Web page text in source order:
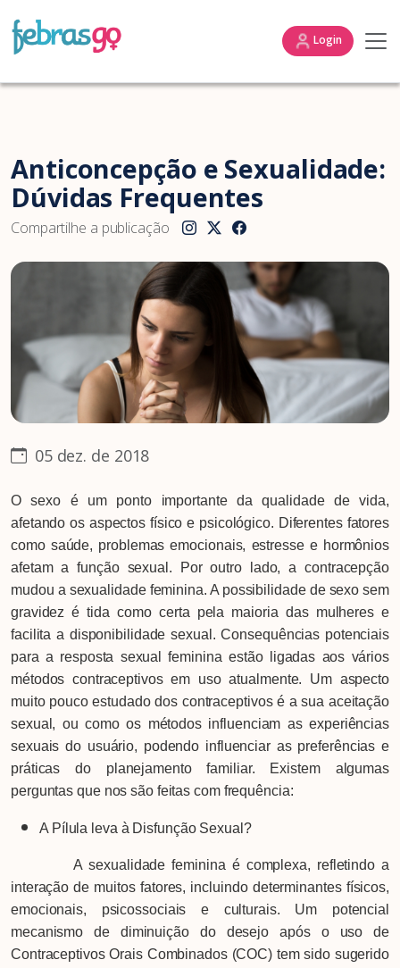
Login
Anticoncepção e Sexualidade:
Dúvidas Frequentes
Compartilhe a publicação
05 dez. de 2018
O sexo é um ponto importante da qualidade de vida,
afetando os aspectos físico e psicológico. Diferentes fatores
como saúde, problemas emocionais, estresse e hormônios
afetam a função sexual. Por outro lado, a contracepção
mudou a sexualidade feminina. A possibilidade de sexo sem
gravidez é tida como certa pela maioria das mulheres e
facilita a disponibilidade sexual. Consequências potenciais
para a resposta sexual feminina estão ligadas aos vários
métodos contraceptivos em uso atualmente. Um aspecto
muito pouco estudado dos contraceptivos é a sua aceitação
sexual, ou como os métodos influenciam as experiências
sexuais do usuário, podendo influenciar as preferências e
práticas do planejamento familiar. Existem algumas
perguntas que nos são feitas com frequência:
A Pílula leva à Disfunção Sexual?
A sexualidade feminina é complexa, refletindo a
interação de muitos fatores, incluindo determinantes físicos,
emocionais, psicossociais e culturais. Um potencial
mecanismo de diminuição do desejo após o uso de
Contraceptivos Orais Combinados (COC) tem sido sugerido